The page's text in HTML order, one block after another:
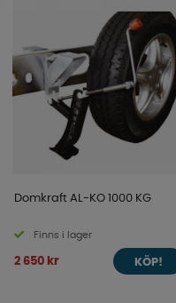
Domkraft AL-KO 1000 KG
Finns i lager
2 650 kr KÖP!